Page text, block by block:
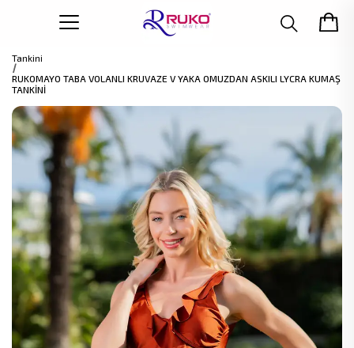
Tankini
RUKOMAYO TABA VOLANLI KRUVAZE V YAKA OMUZDAN ASKILI LYCRA KUMAŞ
TANKİNİ